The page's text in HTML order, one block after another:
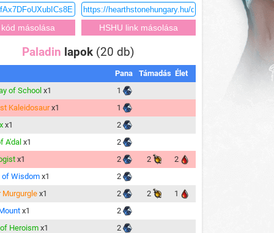
Paladin lapok (20 db)
Pana Támadás Élet
of School x1
1
Kaleidosaurx1
1
x1
2
A'dal x1
2
x1 2 2
2
of Wisdom x1
2
Murgurgle x1 2 2
1
x1
2
Heroism x1
2